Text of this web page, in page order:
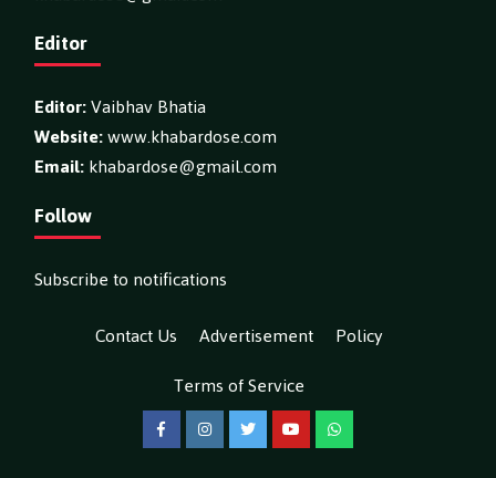
Editor
Editor:Vaibhav Bhatia
Website:www.khabardose.com
Email:khabardose@gmail.com
Follow
Subscribe to notifications
Contact Us
Advertisement
Policy
Terms of Service
FacebookInstagramTwitterYouTubeWhatsApp